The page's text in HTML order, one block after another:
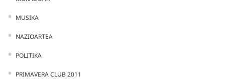
MUSIKA
NAZIOARTEA
POLITIKA
PRIMAVERA CLUB 2011